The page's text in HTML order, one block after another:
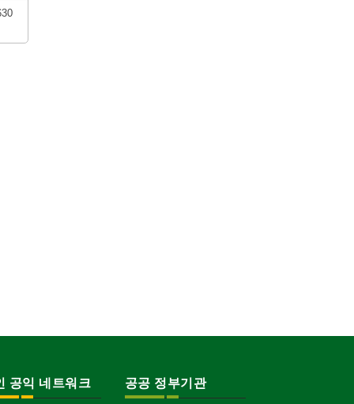
공익 네트워크 공공 정부기관